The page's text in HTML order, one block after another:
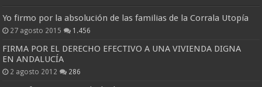
Yo firmo por la absolución de las familias de la Corrala Utopía
27 agosto 2015 1.456
FIRMA POR EL DERECHO EFECTIVO A UNA VIVIENDA DIGNA
EN ANDALUCÍA
2 agosto 2012 286